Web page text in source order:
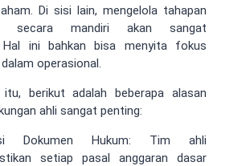
Di sisi lain, mengelola tahapan
secara mandiri akan sangat
Hal ini bahkan bisa menyita fokus
operasional.
berikut adalah beberapa alasan
ahli sangat penting:
Dokumen Hukum: Tim ahli
setiap pasal anggaran dasar